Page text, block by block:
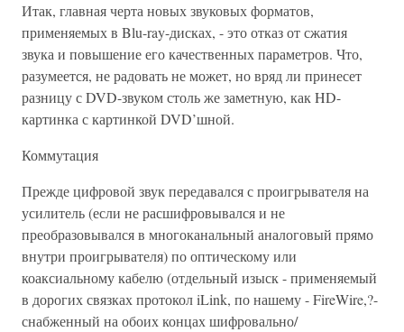
Итак, главная черта новых звуковых форматов,
применяемых в Blu-ray-дисках, - это отказ от сжатия
звука и повышение его качественных параметров. Что,
разумеется, не радовать не может, но вряд ли принесет
разницу с DVD-звуком столь же заметную, как HD-
картинка с картинкой DVD’шной.
Коммутация
Прежде цифровой звук передавался с проигрывателя на
усилитель (если не расшифровывался и не
преобразовывался в многоканальный аналоговый прямо
внутри проигрывателя) по оптическому или
коаксиальному кабелю (отдельный изыск - применяемый
в дорогих связках протокол iLink, по нашему - FireWire,?-
снабженный на обоих концах шифровально/